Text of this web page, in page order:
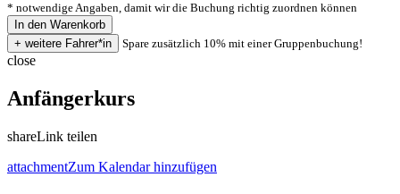
* notwendige Angaben, damit wir die Buchung richtig zuordnen können
Spare zusätzlich 10% mit einer Gruppenbuchung!
close
Anfängerkurs
shareLink teilen
attachmentZum Kalendar hinzufügen